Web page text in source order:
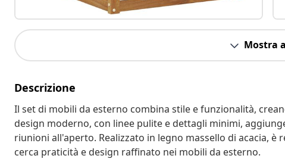
Mostra
Descrizione
Il set di mobili da esterno combina stile e funzionalità,
design moderno, con linee pulite e dettagli minimi,
riunioni all'aperto. Realizzato in legno massello di acacia,
cerca praticità e design raffinato nei mobili da esterno.